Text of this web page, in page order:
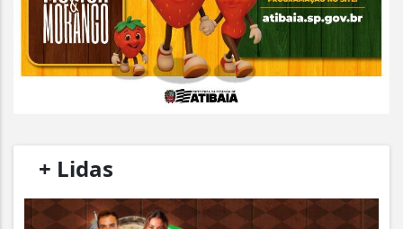
+ Lidas